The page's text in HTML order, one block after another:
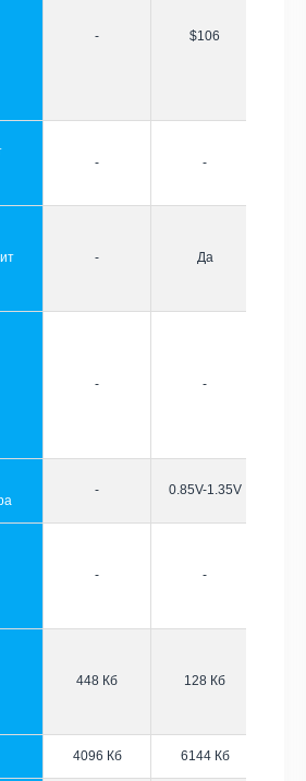
- $106
- -
- Да
- -
- 0.85V-1.35V
- -
448 Кб 128 Кб
4096 Кб 6144 Кб